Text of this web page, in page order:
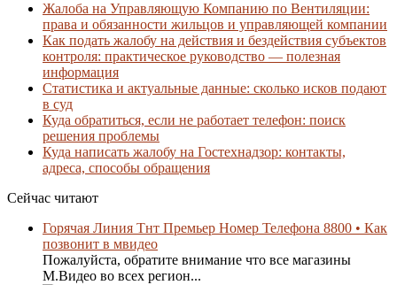
Жалоба на Управляющую Компанию по Вентиляции:
права и обязанности жильцов и управляющей компании
Как подать жалобу на действия и бездействия субъектов
контроля: практическое руководство — полезная
информация
Статистика и актуальные данные: сколько исков подают
в суд
Куда обратиться, если не работает телефон: поиск
решения проблемы
Куда написать жалобу на Гостехнадзор: контакты,
адреса, способы обращения
Сейчас читают
Горячая Линия Тнт Премьер Номер Телефона 8800 • Как
позвонит в мвидео
Пожалуйста, обратите внимание что все магазины
М.Видео во всех регион...